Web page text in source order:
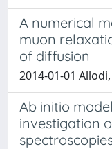
A numerical
muon
of diffusion
2014-01-01
Ab initio
investigation